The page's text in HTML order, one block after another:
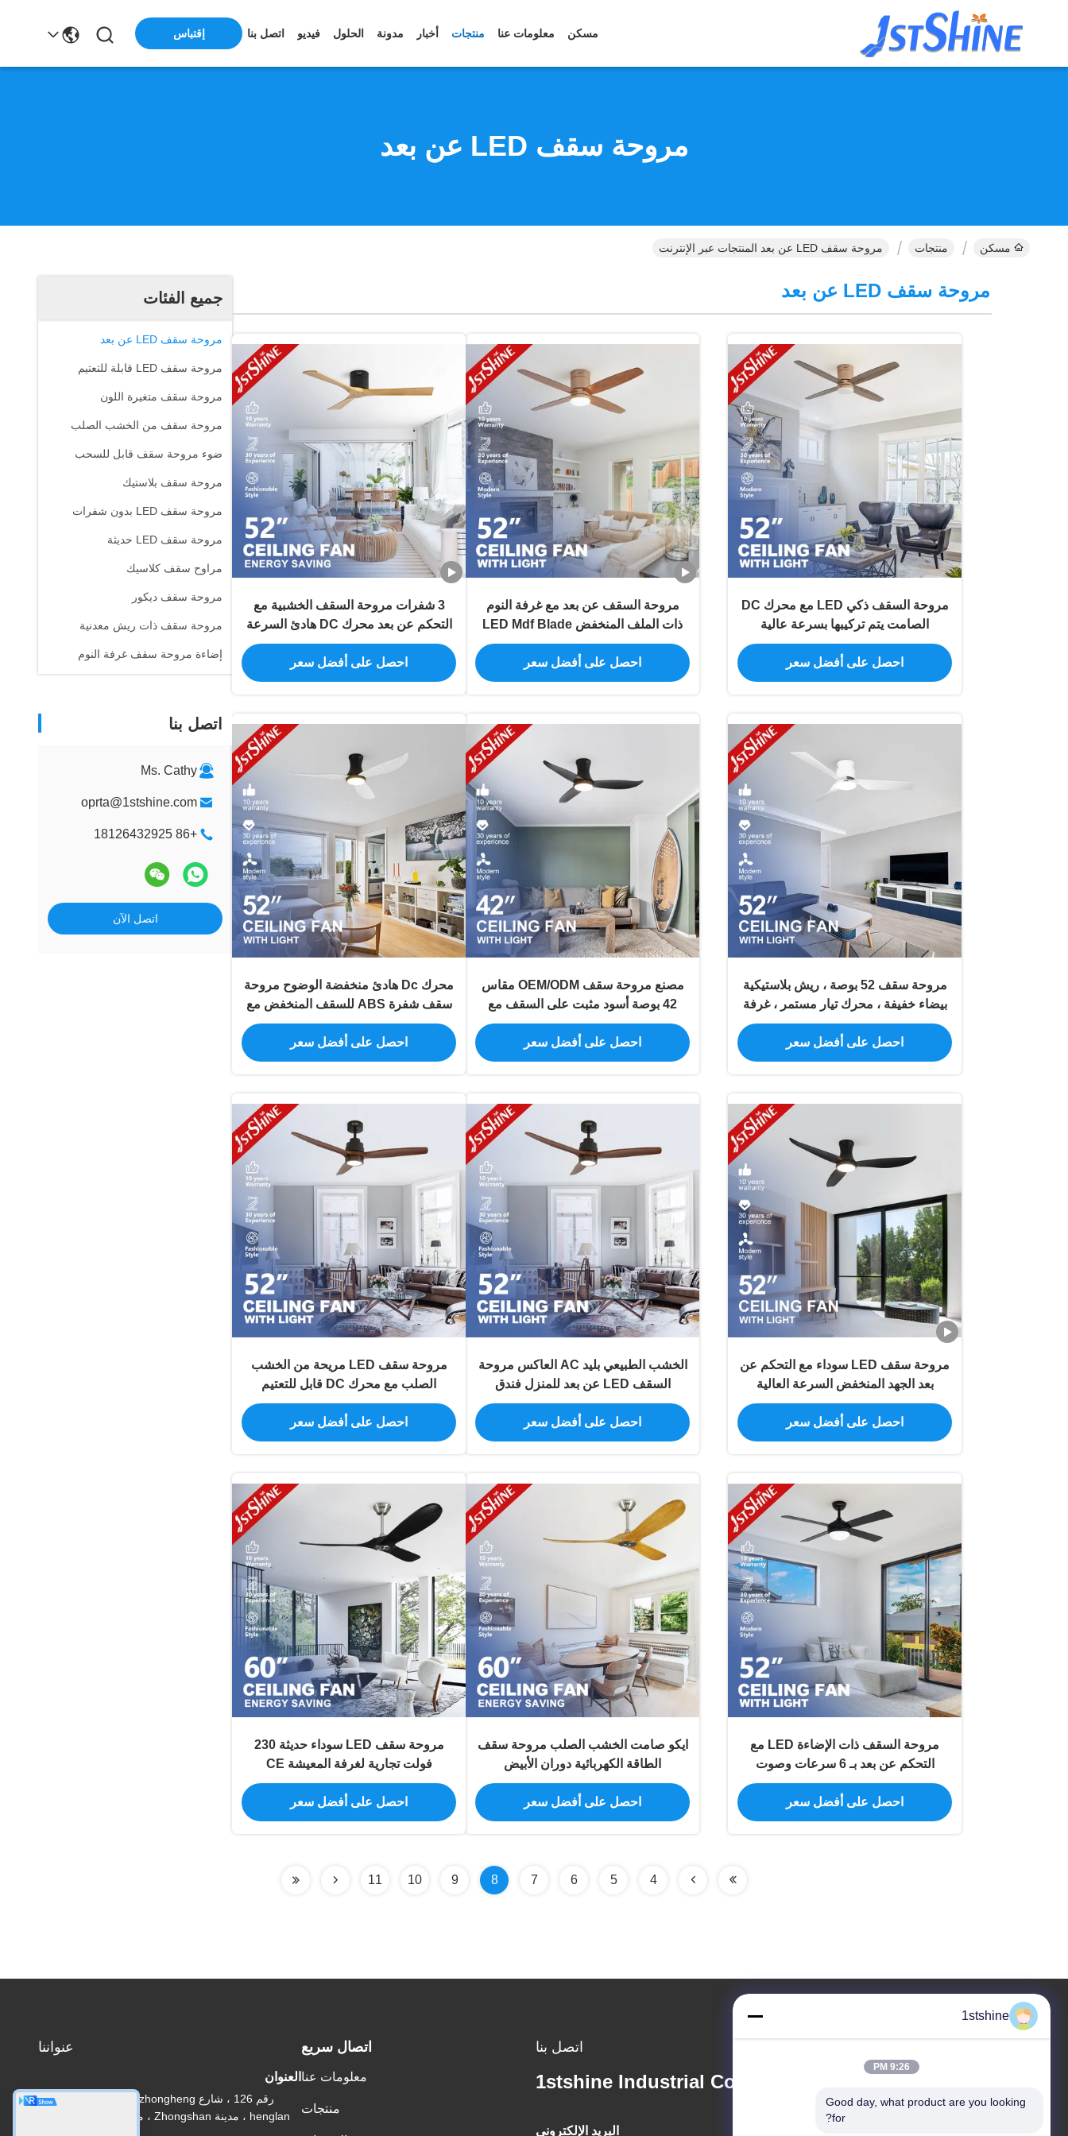
مسكن معلومات عنا منتجات أخبار مدونة الحلول فيديو اتصل بنا إقتباس
مروحة سقف LED عن بعد
مسكن منتجات مروحة سقف LED عن بعد المنتجات عبر الإنترنت
جميع الفئات
مروحة سقف LED عن بعد
مروحة سقف LED قابلة للتعتيم
مروحة سقف متغيرة اللون
مروحة سقف من الخشب الصلب
ضوء مروحة سقف قابل للسحب
مروحة سقف بلاستيك
مروحة سقف LED بدون شفرات
مروحة سقف LED حديثة
مراوح سقف كلاسيك
مروحة سقف ديكور
مروحة سقف ذات ريش معدنية
إضاءة مروحة سقف غرفة النوم
اتصل بنا
Ms. Cathy
oprta@1stshine.com
+86 18126432925
اتصل الآن
مروحة سقف LED عن بعد
مروحة السقف ذكي LED مع محرك DC
الصامت يتم تركيبها بسرعة عالية
احصل على أفضل سعر
مروحة السقف عن بعد مع غرفة النوم
ذات الملف المنخفض LED Mdf Blade
Quiet Dc Motor
احصل على أفضل سعر
3 شفرات مروحة السقف الخشبية مع
التحكم عن بعد محرك DC هادئ السرعة
العالية
احصل على أفضل سعر
مروحة سقف 52 بوصة ، ريش بلاستيكية
بيضاء خفيفة ، محرك تيار مستمر ، غرفة
معيشة منخفضة المستوى
احصل على أفضل سعر
مصنع مروحة سقف OEM/ODM مقاس
42 بوصة أسود مثبت على السقف مع
ضوء LED قابل للتعتيم
احصل على أفضل سعر
محرك Dc هادئ منخفضة الوضوح مروحة
سقف شفرة ABS للسقف المنخفض مع
مصباح
احصل على أفضل سعر
مروحة سقف LED سوداء مع التحكم عن
بعد الجهد المنخفض السرعة العالية
احصل على أفضل سعر
الخشب الطبيعي بليد AC العاكس مروحة
السقف LED عن بعد للمنزل فندق
احصل على أفضل سعر
مروحة سقف LED مريحة من الخشب
الصلب مع محرك DC قابل للتعتيم
احصل على أفضل سعر
مروحة السقف ذات الإضاءة LED مع
التحكم عن بعد بـ 6 سرعات وصوت
شفرات MDF ≤30dB
احصل على أفضل سعر
ايكو صامت الخشب الصلب مروحة سقف
الطاقة الكهربائية دوران الأبيض
احصل على أفضل سعر
مروحة سقف LED سوداء حديثة 230
فولت تجارية لغرفة المعيشة CE
احصل على أفضل سعر
4
5
6
7
8
9
10
11
اتصل بنا
1stshine Industrial Company Limited
البريد الإلكتروني
اتصال سريع
معلومات عنا
منتجات
عنواننا
العنوان
رقم 126 ، شارع zhongheng ، قرية baoyu ، مدينة
1stshine
9:26 PM
Good day, what product are you looking
for?